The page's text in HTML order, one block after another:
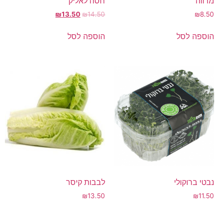
₪8.50
הוספה לסל
₪14.50
₪13.50
הוספה לסל
נבטי ברוקולי
₪11.50
לבבות קיסר
₪13.50